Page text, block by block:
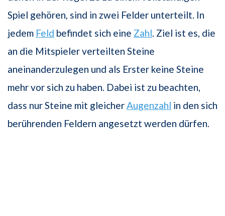
Spiel gehören, sind in zwei Felder unterteilt. In
jedem Feld befindet sich eine Zahl. Ziel ist es, die
an die Mitspieler verteilten Steine
aneinanderzulegen und als Erster keine Steine
mehr vor sich zu haben. Dabei ist zu beachten,
dass nur Steine mit gleicherAugenzahl in den sich
berührenden Feldern angesetzt werden dürfen.